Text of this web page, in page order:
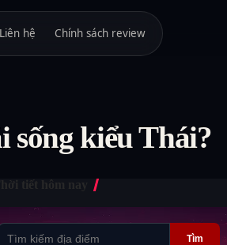
Liên hệ Chính sách review
sống kiểu Thái?
tiết hôm nay
Tìm